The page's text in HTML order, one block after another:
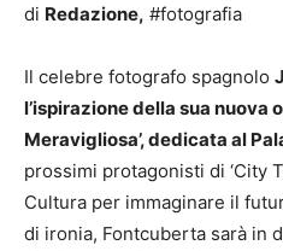
di Redazione, #fotografia
Il celebre fotografo spagnolo
l’ispirazione della sua nuova
Meravigliosa’, dedicata al
prossimi protagonisti di ‘City
Cultura per immaginare il
di ironia, Fontcuberta sarà in